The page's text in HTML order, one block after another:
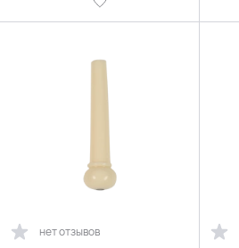
нет отзывов